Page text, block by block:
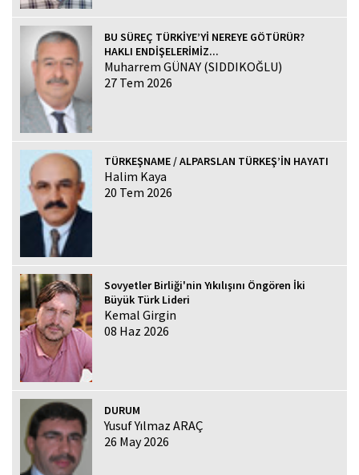
BU SÜREÇ TÜRKİYE’Yİ NEREYE GÖTÜRÜR?
HAKLI ENDİŞELERİMİZ...
Muharrem GÜNAY (SIDDIKOĞLU)
27 Tem 2026
TÜRKEŞNAME / ALPARSLAN TÜRKEŞ’İN HAYATI
Halim Kaya
20 Tem 2026
Sovyetler Birliği'nin Yıkılışını Öngören İki
Büyük Türk Lideri
Kemal Girgin
08 Haz 2026
DURUM
Yusuf Yılmaz ARAÇ
26 May 2026